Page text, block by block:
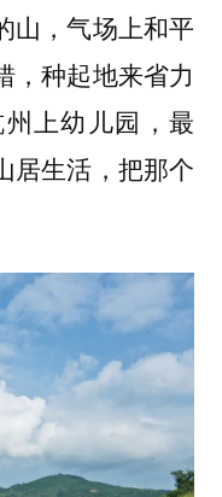
山，气场上和平
，种起地来省力
上幼儿园，最
居生活，把那个